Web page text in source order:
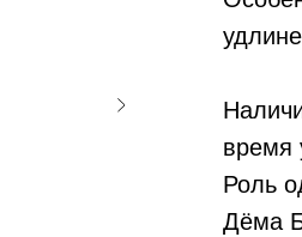
время
Роль
Дёма